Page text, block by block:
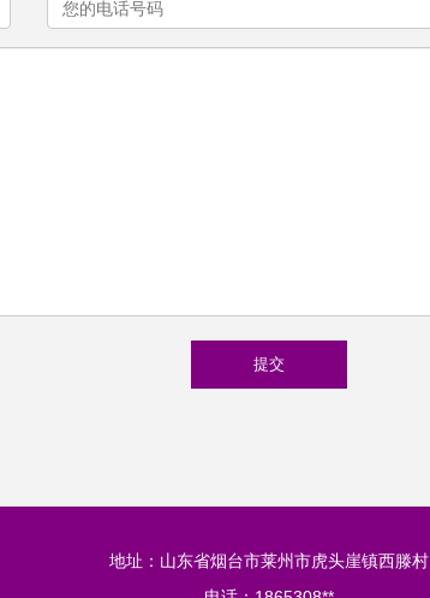
地址：山东省烟台市莱州市虎头崖镇西滕村